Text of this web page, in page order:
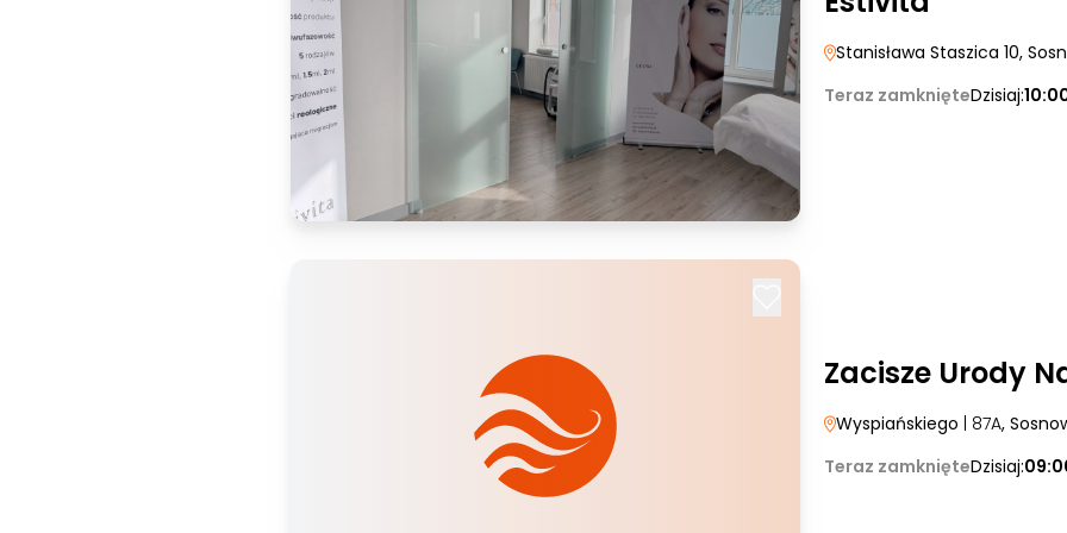
Stanisława Staszica 10,
Teraz zamknięteDzisiaj:
Zacisze Urody
Wyspiańskiego | 87A,
Teraz zamknięteDzisiaj: